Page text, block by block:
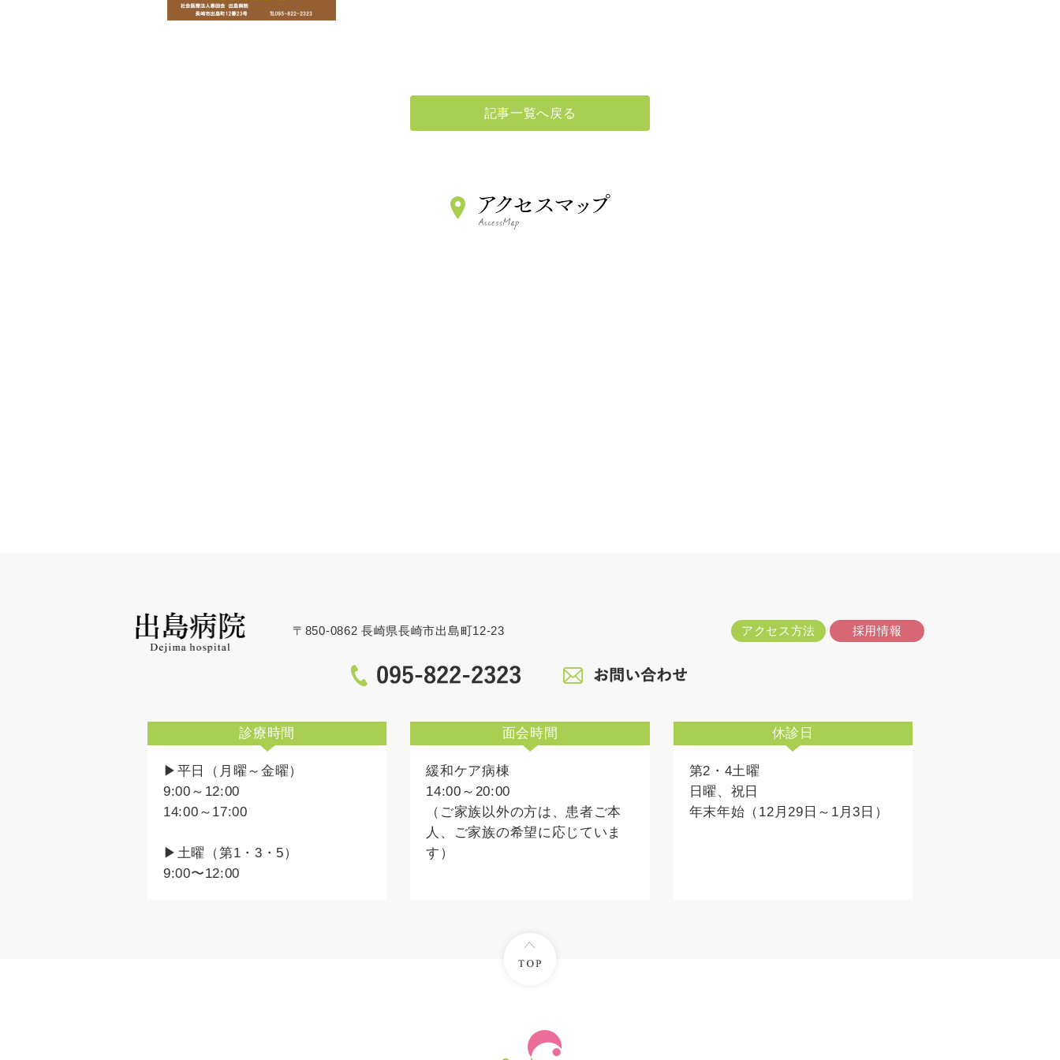
記事一覧へ戻る
〒850-0862 長崎県長崎市出島町12-23 アクセス方法 採用情報
診療時間
▶平日（月曜～金曜）
9:00～12:00
14:00～17:00
▶土曜（第1・3・5）
9:00〜12:00
面会時間
緩和ケア病棟
14:00～20:00
（ご家族以外の方は、患者ご本
人、ご家族の希望に応じていま
す）
休診日
第2・4土曜
日曜、祝日
年末年始（12月29日～1月3日）